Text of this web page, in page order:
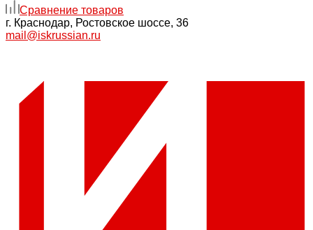
Сравнение товаров
г. Краснодар, Ростовское шоссе, 36
mail@iskrussian.ru